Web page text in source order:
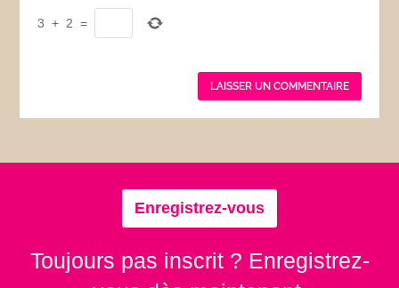
3 + 2 =
Enregistrez-vous
Toujours pas inscrit ? Enregistrez-